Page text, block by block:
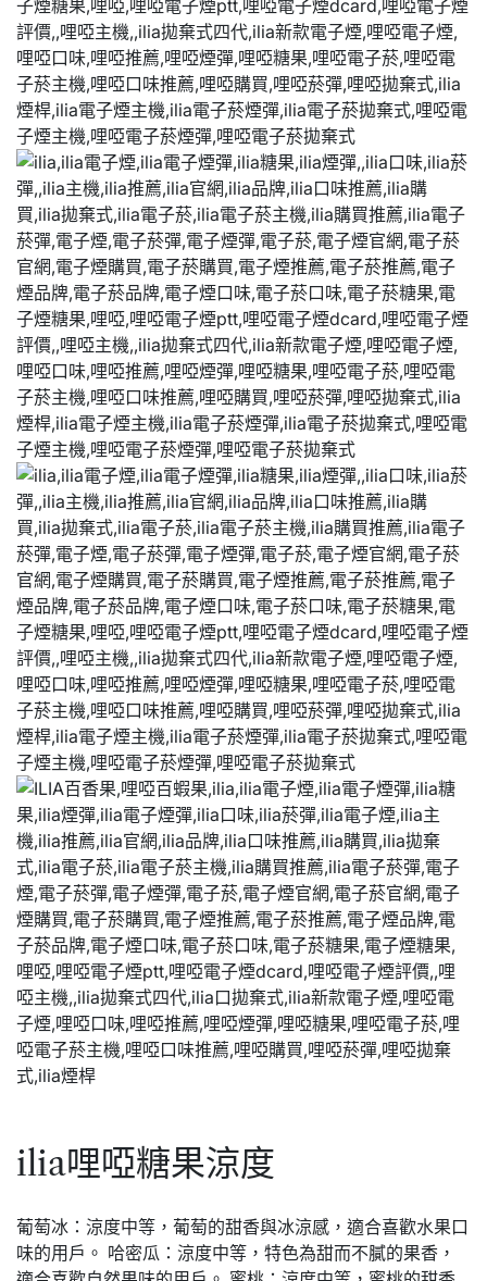
ilia哩啞糖果涼度
葡萄冰：涼度中等，葡萄的甜香與冰涼感，適合喜歡水果口
味的用戶。 哈密瓜：涼度中等，特色為甜而不膩的果香，